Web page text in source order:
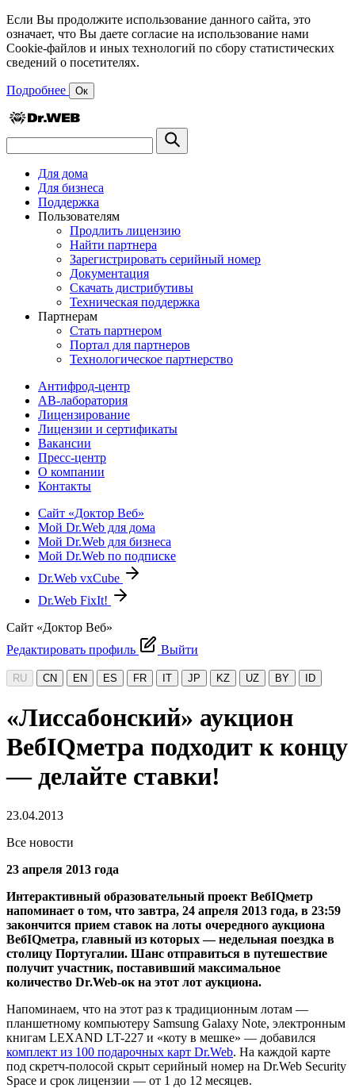
Если Вы продолжите использование данного сайта, это
означает, что Вы даете согласие на использование нами
Cookie-файлов и иных технологий по сбору статистических
сведений о посетителях.
Подробнее Ок
Для дома
Для бизнеса
Поддержка
Пользователям
Продлить лицензию
Найти партнера
Зарегистрировать серийный номер
Документация
Скачать дистрибутивы
Техническая поддержка
Партнерам
Стать партнером
Портал для партнеров
Технологическое партнерство
Антифрод-центр
АВ-лаборатория
Лицензирование
Лицензии и сертификаты
Вакансии
Пресс-центр
О компании
Контакты
Сайт «Доктор Веб»
Мой Dr.Web для дома
Мой Dr.Web для бизнеса
Мой Dr.Web по подписке
Dr.Web vxCube
Dr.Web FixIt!
Сайт «Доктор Веб»
Редактировать профиль
Выйти
RU CN EN ES FR IT JP KZ UZ BY ID
«Лиссабонский» аукцион
ВебIQметра подходит к концу
— делайте ставки!
23.04.2013
Все новости
23 апреля 2013 года
Интерактивный образовательный проект ВебIQметр
напоминает о том, что завтра, 24 апреля 2013 года, в 23:59
закончится прием ставок на лоты очередного аукциона
ВебIQметра, главный из которых — недельная поездка в
столицу Португалии. Шанс отправиться в путешествие
получит участник, поставивший максимальное
количество Dr.Web-ок на этот лот аукциона.
Напоминаем, что на этот раз к традиционным лотам —
планшетному компьютеру Samsung Galaxy Note, электронным
книгам LEXAND LT-227 и «коту в мешке» — добавился
комплект из 100 подарочных карт Dr.Web. На каждой карте
под скретч-полосой скрыт серийный номер на Dr.Web Security
Space и срок лицензии — от 1 до 12 месяцев.